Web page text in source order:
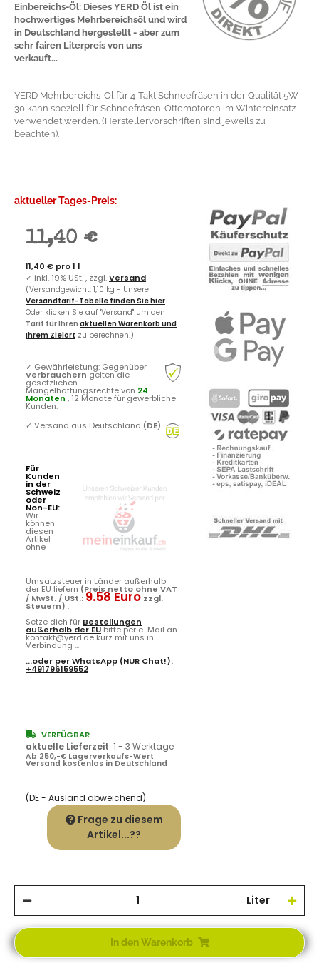
Einbereichs-Öl: Dieses YERD Öl ist ein
hochwertiges Mehrbereichsöl und wird
in Deutschland hergestellt - aber zum
sehr fairen Literpreis von uns
verkauft...
YERD Mehrbereichs-Öl für 4-Takt Schneefräsen in der Qualität 5W-
30 kann speziell für Schneefräsen-Ottomotoren im Wintereinsatz
verwendet werden. (Herstellervorschriften sind jeweils zu
beachten).
aktueller Tages-Preis:
11,40 €
11,40 € pro 1 l
✓ inkl. 19% USt. , zzgl.Versand
(Versandgewicht: 1,10 kg - Unsere
Versandtarif-Tabelle finden Sie hier.
Oder klicken Sie auf "Versand" um den
Tarif für Ihren aktuellen Warenkorb und
Ihrem Zielort zu berechnen.)
✓ Gewährleistung: Gegenüber
Verbrauchern gelten die
gesetzlichen
Mängelhaftungsrechte von 24
Monaten , 12 Monate für gewerbliche
Kunden.
✓ Versand aus Deutschland (DE)
Für
Kunden
in der
Schweiz
oder
Non-EU:
Wir
können
diesen
Artikel
ohne
Umsatzsteuer in Länder außerhalb
der EU liefern (Preis netto ohne VAT
/ MwSt. / USt.:9.58 Euro zzgl.
Steuern) .
Setze dich für Bestellungen
außerhalb der EUbitte per e-Mail an
kontakt@yerd.de kurz mit uns in
Verbindung ...
...oder perWhatsApp (NUR Chat!):
+491796159552
VERFÜGBAR
aktuelle Lieferzeit: 1 - 3 Werktage
Ab 250,-€ Lagerverkaufs-Wert
Versand kostenlos in Deutschland
(DE - Ausland abweichend)
Frage zu diesem
Artikel...??
Liter
In den Warenkorb